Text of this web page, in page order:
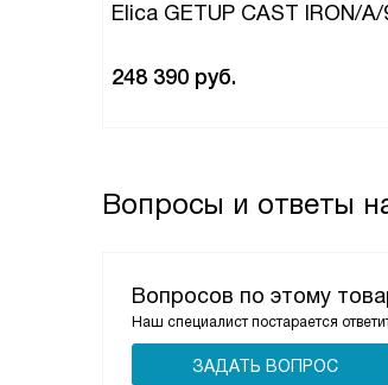
Elica GETUP CAST IRON/A/
248 390 руб.
Вопросы и ответы
Вопросов по этому
Наш специалист постарается
ЗАДАТЬ ВОПРОС